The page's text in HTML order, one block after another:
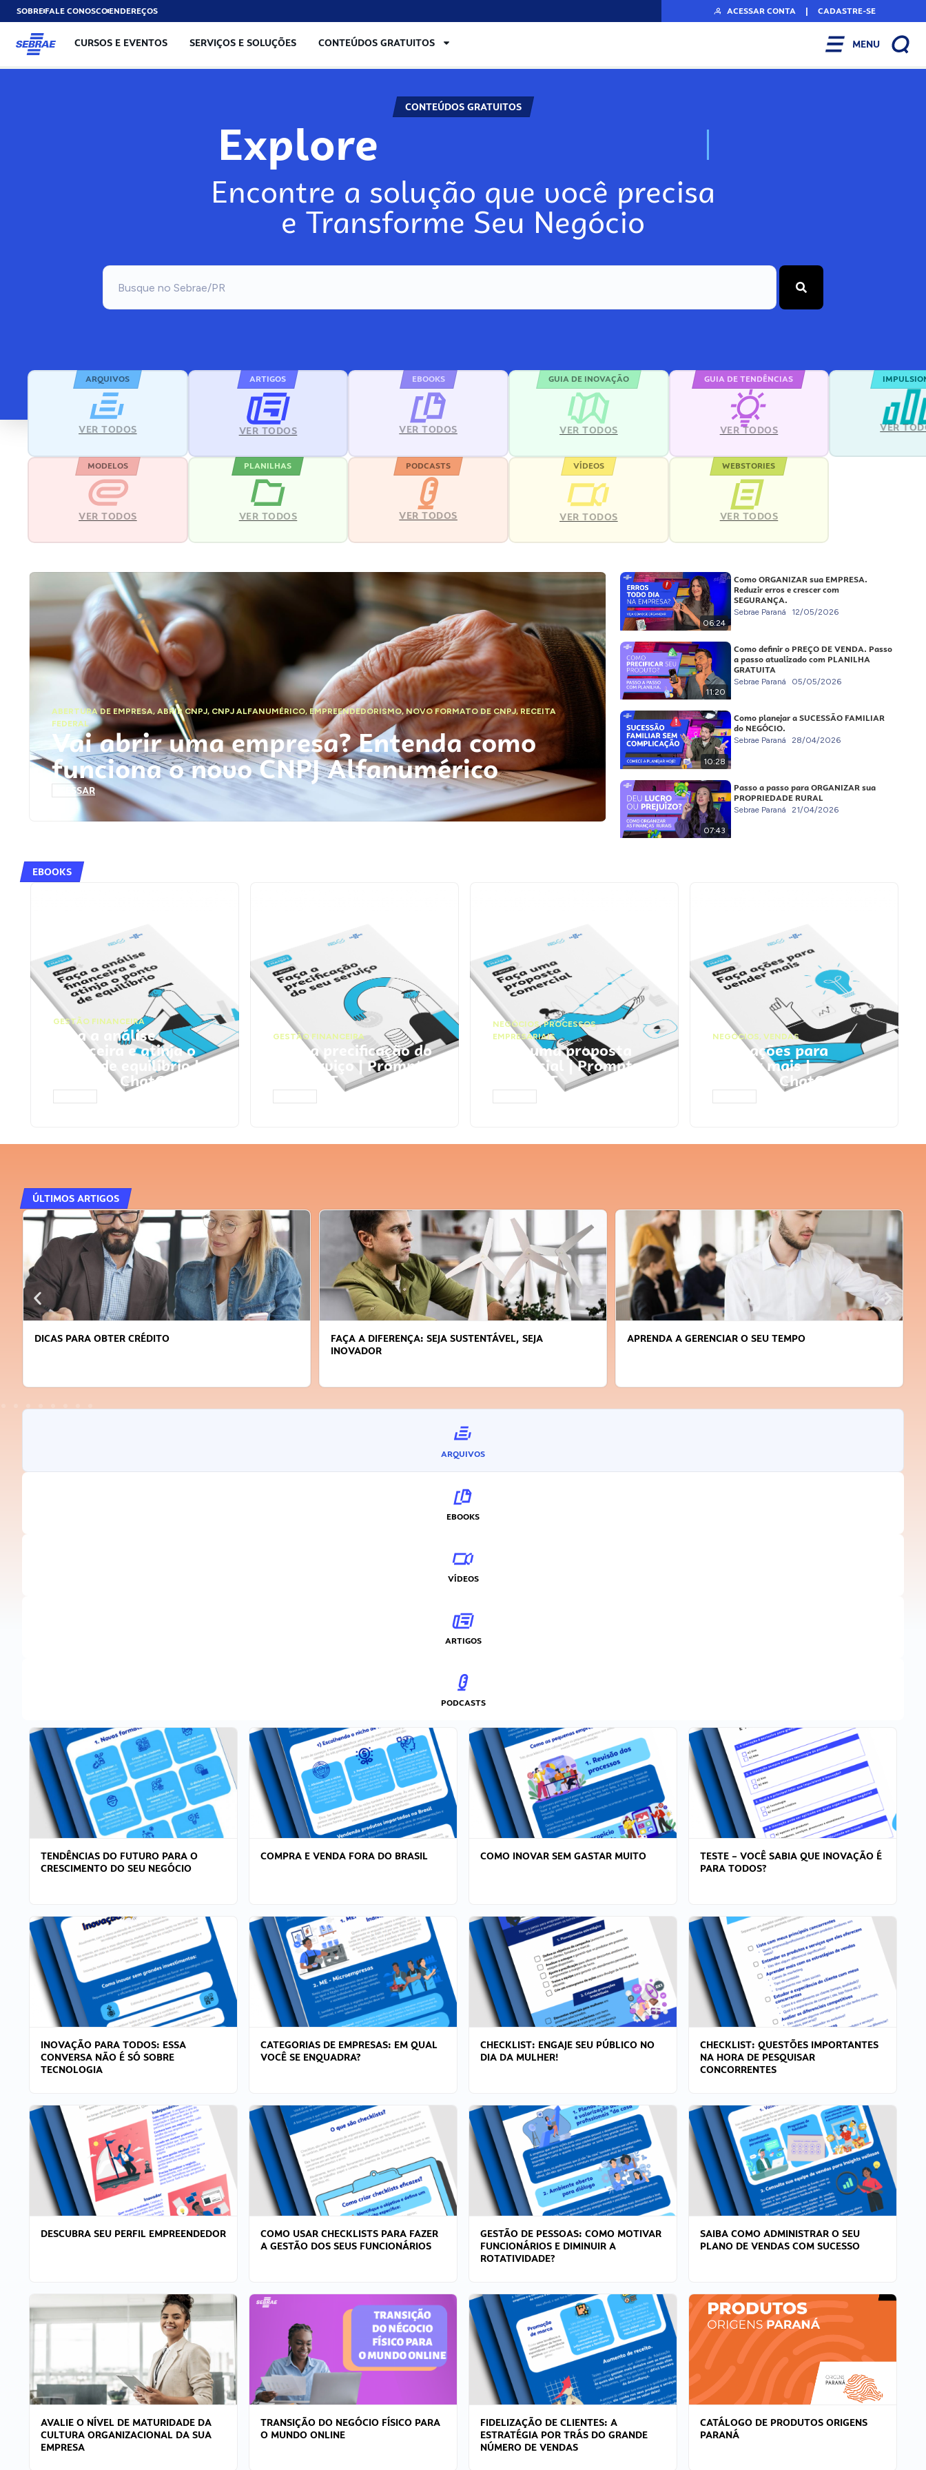
SOBREFALE CONOSCOENDEREÇOS ACESSAR CONTA | CADASTRE-SE
CURSOS E EVENTOS SERVIÇOS E SOLUÇÕES CONTEÚDOS GRATUITOS MENU
CONTEÚDOS GRATUITOS
Explore N
Encontre a solução que você precisa
e Transforme Seu Negócio
ARQUIVOS
VER TODOS
ARTIGOS
VER TODOS
EBOOKS
VER TODOS
GUIA DE INOVAÇÃO
VER TODOS
GUIA DE TENDÊNCIAS
VER TODOS VER
MODELOS
VER TODOS
PLANILHAS
VER TODOS
PODCASTS
VER TODOS
VÍDEOS
VER TODOS
WEBSTORIES
VER TODOS
ABERTURA DE EMPRESA,ABRIR CNPJ, CNPJ ALFANUMÉRICO, EMPREENDEDORISMO,NOVO FORMATO DE CNPJ,RECEITA
FEDERAL
Vai abrir uma empresa? Entenda como
funciona o novo CNPJ Alfanumérico
ACESSAR
06:24
Como ORGANIZAR sua EMPRESA.
Reduzir erros e crescer com
SEGURANÇA.
Sebrae Paraná 12/05/2026
11:20
Como definir o PREÇO DE VENDA. Passo
a passo atualizado com PLANILHA
GRATUITA
Sebrae Paraná 05/05/2026
10:28
Como planejar a SUCESSÃO FAMILIAR
do NEGÓCIO.
Sebrae Paraná 28/04/2026
07:43
Passo a passo para ORGANIZAR sua
PROPRIEDADE RURAL
Sebrae Paraná 21/04/2026
EBOOKS
GESTÃO FINANCEIRA
Faça a análise
financeira e atinja o
ponto de equilíbrio |
Prompts ChatGPT
GESTÃO FINANCEIRA
Faça a precificação do
seu serviço | Prompts
ChatGPT
NEGÓCIOS,PROCESSOS
EMPRESARIAIS
Faça uma proposta
comercial | Prompts
ChatGPT
NEGÓCIOS, VENDAS
Faça ações para
vender mais |
Prompts ChatGPT
ÚLTIMOS ARTIGOS
DICAS PARA OBTER CRÉDITO
FAÇA A DIFERENÇA: SEJA SUSTENTÁVEL, SEJA
INOVADOR
APRENDA A GERENCIAR O SEU TEMPO
ARQUIVOS
EBOOKS
VÍDEOS
ARTIGOS
PODCASTS
TENDÊNCIAS DO FUTURO PARA O
CRESCIMENTO DO SEU NEGÓCIO
COMPRA E VENDA FORA DO BRASIL COMO INOVAR SEM GASTAR MUITO
TESTE – VOCÊ SABIA QUE INOVAÇÃO É
PARA TODOS?
INOVAÇÃO PARA TODOS: ESSA
CONVERSA NÃO É SÓ SOBRE
TECNOLOGIA
CATEGORIAS DE EMPRESAS: EM QUAL
VOCÊ SE ENQUADRA?
CHECKLIST: ENGAJE SEU PÚBLICO NO
DIA DA MULHER!
CHECKLIST: QUESTÕES IMPORTANTES
NA HORA DE PESQUISAR
CONCORRENTES
DESCUBRA SEU PERFIL EMPREENDEDOR
COMO USAR CHECKLISTS PARA FAZER
A GESTÃO DOS SEUS FUNCIONÁRIOS
GESTÃO DE PESSOAS: COMO MOTIVAR
FUNCIONÁRIOS E DIMINUIR A
ROTATIVIDADE?
SAIBA COMO ADMINISTRAR O SEU
PLANO DE VENDAS COM SUCESSO
AVALIE O NÍVEL DE MATURIDADE DA
CULTURA ORGANIZACIONAL DA SUA
EMPRESA
TRANSIÇÃO DO NEGÓCIO FÍSICO PARA
O MUNDO ONLINE
FIDELIZAÇÃO DE CLIENTES: A
ESTRATÉGIA POR TRÁS DO GRANDE
NÚMERO DE VENDAS
CATÁLOGO DE PRODUTOS ORIGENS
PARANÁ